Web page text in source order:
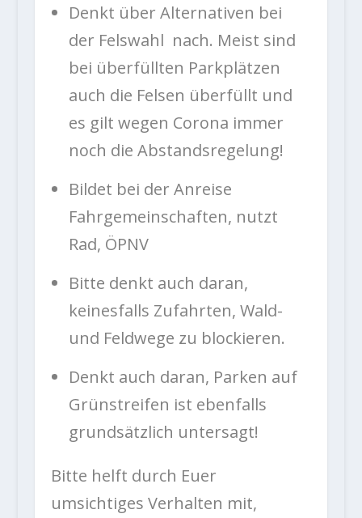
Denkt über Alternativen bei
der Felswahl nach. Meist sind
bei überfüllten Parkplätzen
auch die Felsen überfüllt und
es gilt wegen Corona immer
noch die Abstandsregelung!
Bildet bei der Anreise
Fahrgemeinschaften, nutzt
Rad, ÖPNV
Bitte denkt auch daran,
keinesfalls Zufahrten, Wald-
und Feldwege zu blockieren.
Denkt auch daran, Parken auf
Grünstreifen ist ebenfalls
grundsätzlich untersagt!
Bitte helft durch Euer
umsichtiges Verhalten mit,